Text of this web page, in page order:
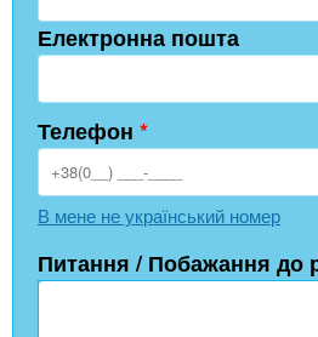
Електронна пошта
Телефон *
В мене не український номер
Питання / Побажання до